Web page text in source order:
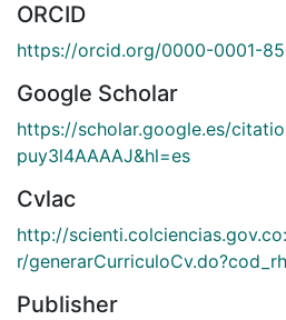
ORCID
https://orcid.org/0000-0001-
Google Scholar
https://scholar.google.es/
puy3l4AAAAJ&hl=es
Cvlac
http://
r/
Publisher